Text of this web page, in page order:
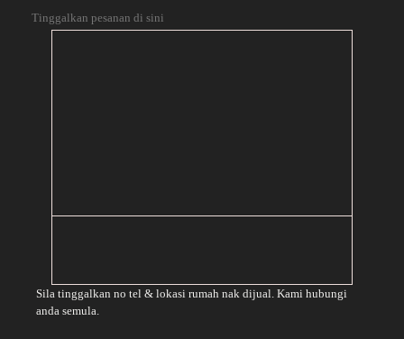
Tinggalkan pesanan di sini
Sila tinggalkan no tel & lokasi rumah nak dijual. Kami hubungi
anda semula.